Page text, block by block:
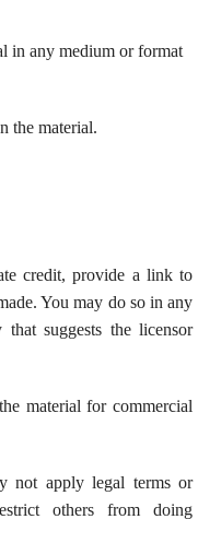
in any medium or format
the material.
credit, provide a link to
You may do so in any
suggests the licensor
material for commercial
apply legal terms or
others from doing